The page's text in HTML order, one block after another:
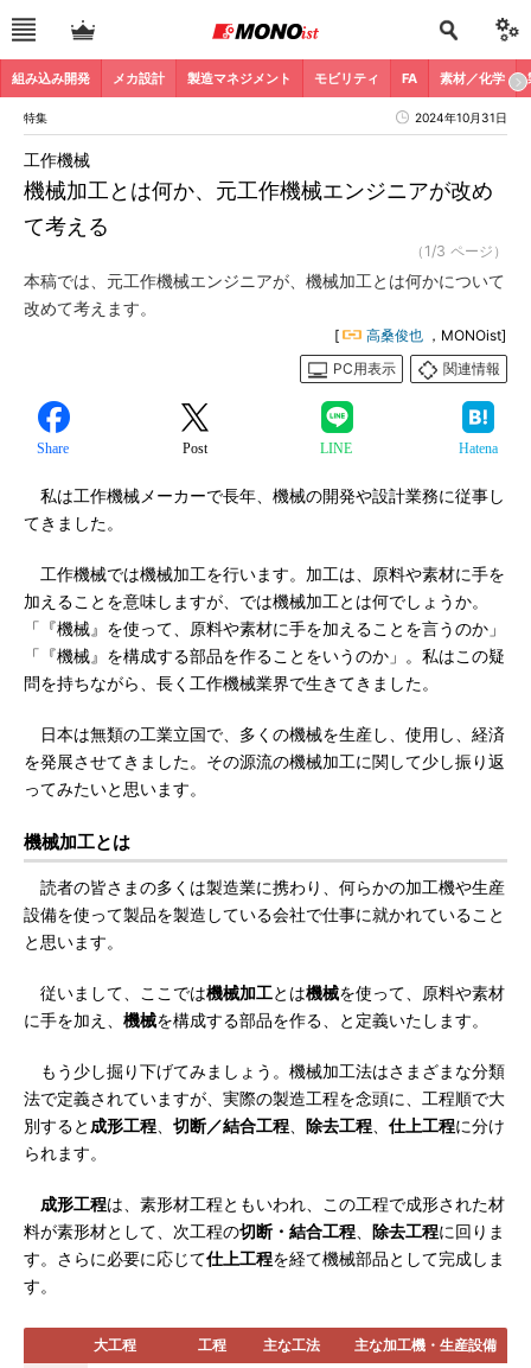
組み込み開発 メカ設計 製造マネジメント モビリティ FA 素材／化学
特集 2024年10月31日
機械加工とは何か、元工作機械エンジニアが改め
て考える
工作機械
（1/3 ページ）
本稿では、元工作機械エンジニアが、機械加工とは何かについて
改めて考えます。
[ 高桑俊也 ，MONOist]
PC用表示
関連情報
Share Post LINE Hatena
私は工作機械メーカーで長年、機械の開発や設計業務に従事し
てきました。
工作機械では機械加工を行います。加工は、原料や素材に手を
加えることを意味しますが、では機械加工とは何でしょうか。
「『機械』を使って、原料や素材に手を加えることを言うのか」
「『機械』を構成する部品を作ることをいうのか」。私はこの疑
問を持ちながら、長く工作機械業界で生きてきました。
日本は無類の工業立国で、多くの機械を生産し、使用し、経済
を発展させてきました。その源流の機械加工に関して少し振り返
ってみたいと思います。
機械加工とは
読者の皆さまの多くは製造業に携わり、何らかの加工機や生産
設備を使って製品を製造している会社で仕事に就かれていること
と思います。
従いまして、ここでは機械加工とは機械を使って、原料や素材
に手を加え、 機械を構成する部品を作る、と定義いたします。
もう少し掘り下げてみましょう。機械加工法はさまざまな分類
法で定義されていますが、実際の製造工程を念頭に、工程順で大
別すると 成形工程 切断／結合工程 除去工程 仕上工程に分け
られます。
成形工程は、素形材工程ともいわれ、この工程で成形された材
料が素形材として、次工程の切断・結合工程 除去工程に回りま
す。さらに必要に応じて仕上工程を経て機械部品として完成しま
す。
大工程 工程 主な工法 主な加工機・生産設備